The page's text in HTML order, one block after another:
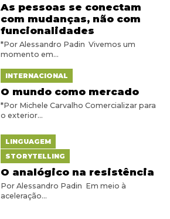
As pessoas se conectam
com mudanças, não com
funcionalidades
*Por Alessandro Padin Vivemos um
momento em...
INTERNACIONAL
O mundo como mercado
*Por Michele Carvalho Comercializar para
o exterior...
LINGUAGEM
STORYTELLING
O analógico na resistência
Por Alessandro Padin Em meio à
aceleração...